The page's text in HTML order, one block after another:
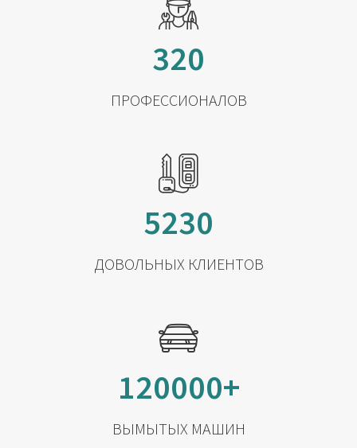
320
ПРОФЕССИОНАЛОВ
5230
ДОВОЛЬНЫХ КЛИЕНТОВ
120000+
ВЫМЫТЫХ МАШИН